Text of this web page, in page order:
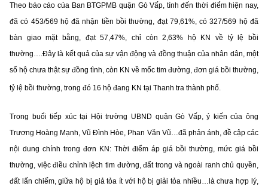
Theo báo cáo của Ban BTGPMB quận Gò Vấp, tính đến thời điểm hiện nay,
đã có 453/569 hộ đã nhận tiền bồi thường, đạt 79,61%, có 327/569 hộ đã
bàn giao mặt bằng, đạt 57,47%, chỉ còn 2,63% hộ KN về tỷ lệ bồi
thường….Đây là kết quả của sự vận động và đồng thuận của nhân dân, một
số hộ chưa thật sự đồng tình, còn KN về mốc tim đường, đơn giá bồi thường,
tỷ lệ bồi thường, trong đó 16 hộ đang KN tại Thanh tra thành phố.
Trong buổi tiếp xúc tại Hội trường UBND quận Gò Vấp, ý kiến của ông
Trương Hoàng Mạnh, Vũ Đình Hòe, Phan Văn Vũ…đã phản ánh, đề cập các
nội dung chính trong đơn KN: Thời điểm áp giá bồi thường, mức giá bồi
thường, việc điều chỉnh lệch tim đường, đất trong và ngoài ranh chủ quyền,
đất lấn chiếm, giữa hộ bị giả tỏa ít với hộ bị giải tỏa nhiều…là chưa hợp lý,